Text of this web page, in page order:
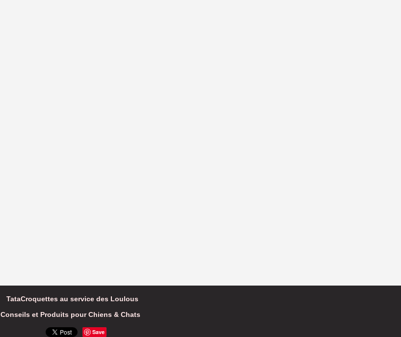
TataCroquettes au service des Loulous
Conseils et Produits pour Chiens & Chats
Save